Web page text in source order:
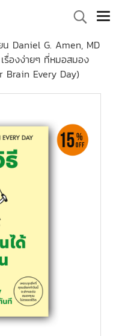
น Daniel G. Amen, MD
รื่องง่ายๆ ที่หมอสมอง
Brain Every Day)